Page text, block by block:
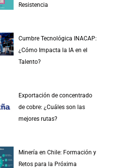
Resistencia
Cumbre Tecnológica INACAP:
¿Cómo Impacta la IA en el
Talento?
Exportación de concentrado
de cobre: ¿Cuáles son las
mejores rutas?
Minería en Chile: Formación y
Retos para la Próxima